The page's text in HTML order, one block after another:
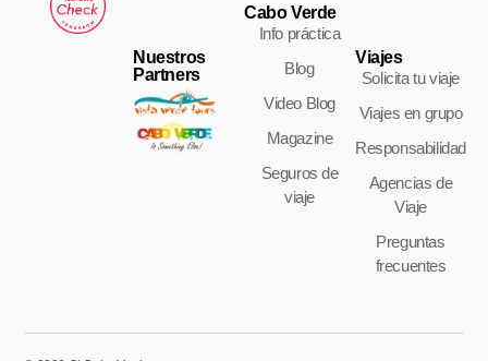
Nuestros
Partners
Cabo Verde
Info práctica
Blog
Video Blog
Magazine
Seguros de
viaje
Viajes
Solicita tu viaje
Viajes en grupo
Responsabilidad
Agencias de
Viaje
Preguntas
frecuentes